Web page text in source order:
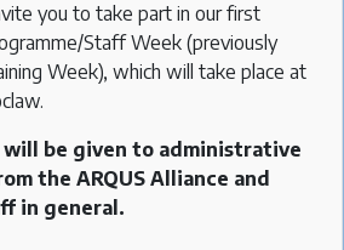
you to take part in our first
Staff Week (previously
Week), which will take place at
be given to administrative
the ARQUS Alliance and
in general.